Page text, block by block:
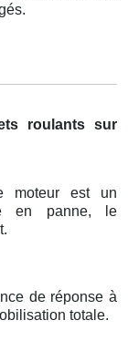
roulants sur
moteur est un
en panne, le
de réponse à
totale.